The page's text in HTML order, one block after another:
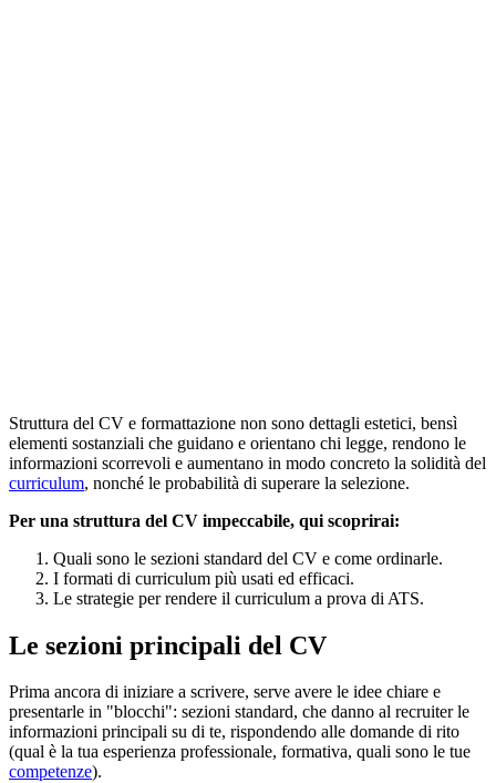
Struttura del CV e formattazione non sono dettagli estetici, bensì
elementi sostanziali che guidano e orientano chi legge, rendono le
informazioni scorrevoli e aumentano in modo concreto la solidità del
curriculum, nonché le probabilità di superare la selezione.
Per una struttura del CV impeccabile, qui scoprirai:
Quali sono le sezioni standard del CV e come ordinarle.
I formati di curriculum più usati ed efficaci.
Le strategie per rendere il curriculum a prova di ATS.
Le sezioni principali del CV
Prima ancora di iniziare a scrivere, serve avere le idee chiare e
presentarle in "blocchi": sezioni standard, che danno al recruiter le
informazioni principali su di te, rispondendo alle domande di rito
(qual è la tua esperienza professionale, formativa, quali sono le tue
competenze).